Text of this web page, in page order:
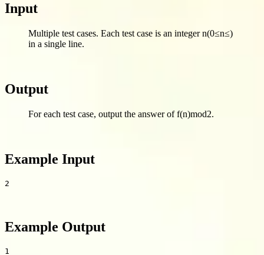
Input
Multiple test cases. Each test case is an integer n(0≤n≤)
in a single line.
Output
For each test case, output the answer of f(n)mod2.
Example Input
Example Output